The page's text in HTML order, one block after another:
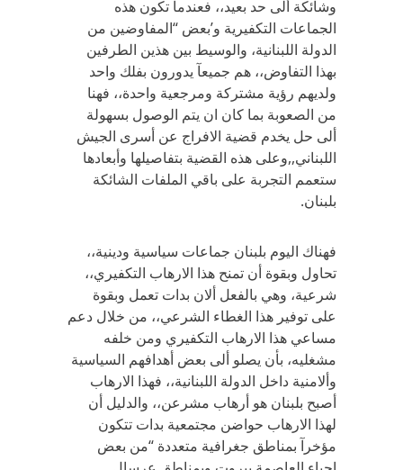
وشائكة ألى حد بعيد،، فعندما تكون هذه
الجماعات التكفيرية و’بعض “المفاوضين من
الدولة اللبنانية، والوسيط بين هذين الطرفين
بهذا التفاوض،، هم جميعآ يدورون بفلك واحد
ولديهم رؤية مشتركة ومرجعية واحدة،، فهنا
من الصعوبة بما كان ان يتم الوصول بسهولة
ألى حل يخدم قضية الافراج عن أسرى الجيش
اللبناني,,وعلى هذه القضية بتفاصيلها وأبعادها
ستعمم التجربة على باقي الملفات الشائكة
بلبنان.
فهناك اليوم بلبنان جماعات سياسية ودينية،،
تحاول وبقوة أن تمنح هذا الارهاب التكفيري،،
شرعية، وهي بالفعل ألان بدات تعمل وبقوة
على توفير هذا الغطاء الشرعي،، من خلال دعم
مساعي هذا الارهاب التكفيري ومن خلفه
مشغليه، بأن يصلو ألى بعض أهدافهم السياسية
وألامنية داخل الدولة اللبنانية،، فهذا الارهاب
أصبح بلبنان هو أرهاب مشرعن،، والدليل أن
لهذا الارهاب حواضن مجتمعية بدات تتكون
مؤخرآ بمناطق جغرافية متعددة “من بعض